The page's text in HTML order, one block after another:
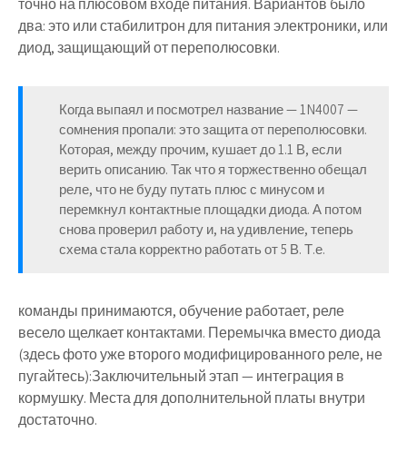
точно на плюсовом входе питания. Вариантов было
два: это или стабилитрон для питания электроники, или
диод, защищающий от переполюсовки.
Когда выпаял и посмотрел название — 1N4007 —
сомнения пропали: это защита от переполюсовки.
Которая, между прочим, кушает до 1.1 В, если
верить описанию. Так что я торжественно обещал
реле, что не буду путать плюс с минусом и
перемкнул контактные площадки диода. А потом
снова проверил работу и, на удивление, теперь
схема стала корректно работать от 5 В. Т.е.
команды принимаются, обучение работает, реле
весело щелкает контактами. Перемычка вместо диода
(здесь фото уже второго модифицированного реле, не
пугайтесь):Заключительный этап — интеграция в
кормушку. Места для дополнительной платы внутри
достаточно.